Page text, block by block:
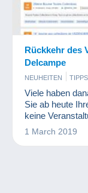
Rückkehr des
Delcampe
NEUHEITEN TIPPS
Viele haben
Sie ab heute
keine
1 March 2019